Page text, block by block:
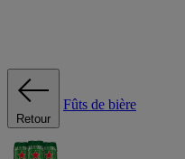
Retour
Fûts de bière